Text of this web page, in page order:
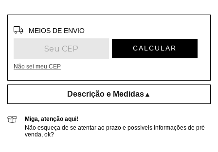
Entregas para o CEP: ALTERAR CEP
MEIOS DE ENVIO
CALCULAR
Não sei meu CEP
Descrição e Medidas▲
Miga, atenção aqui!
Não esqueça de se atentar ao prazo e possíveis informações de pré
venda, ok?